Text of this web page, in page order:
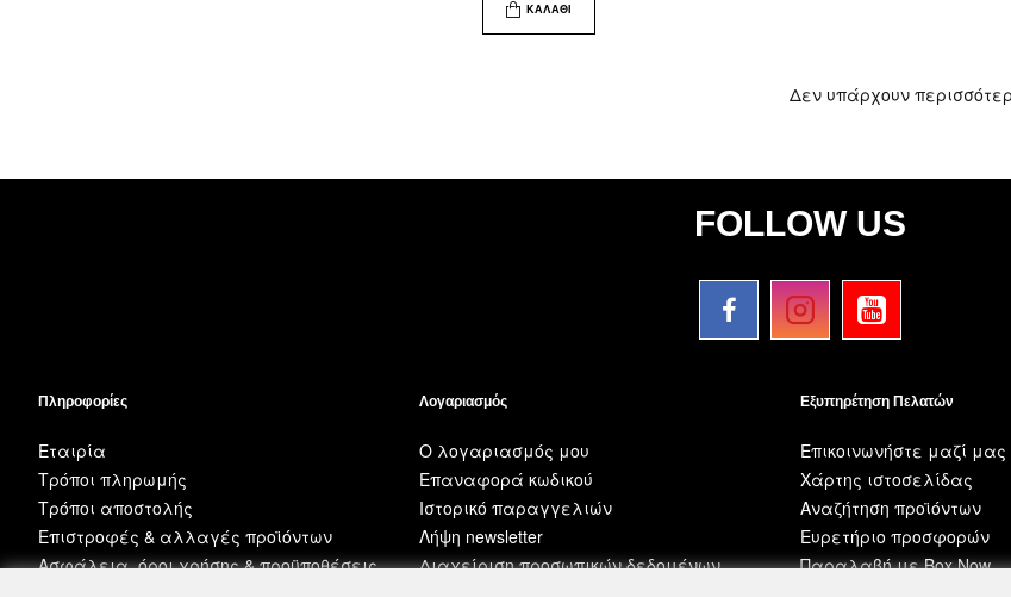
ΚΑΛΆΘΙ
Δεν υπάρχουν
FOLLOW US
Πληροφορίες
Εταιρία
Τρόποι πληρωμής
Τρόποι αποστολής
Επιστροφές & αλλαγές προϊόντων
Ασφάλεια, όροι χρήσης & προϋποθέσεις
Λογαριασμός
Ο λογαριασμός μου
Επαναφορά κωδικού
Ιστορικό παραγγελιών
Λήψη newsletter
Διαχείριση προσωπικών δεδομένων
Εξυπηρέτηση Πελατών
Επικοινωνήστε μαζί μας
Χάρτης ιστοσελίδας
Αναζήτηση προϊόντων
Ευρετήριο προσφορών
Παραλαβή με Box Now